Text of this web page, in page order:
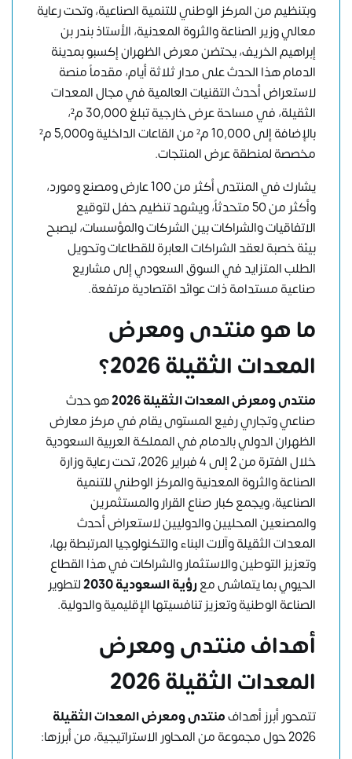
وبتنظيم من المركز الوطني للتنمية الصناعية، وتحت رعاية
معالي وزير الصناعة والثروة المعدنية، الأستاذ بندر بن
إبراهيم الخريف، يحتضن معرض الظهران إكسبو بمدينة
الدمام هذا الحدث على مدار ثلاثة أيام، مقدماً منصة
لاستعراض أحدث التقنيات العالمية في مجال المعدات
الثقيلة، في مساحة عرض خارجية تبلغ 30,000 م²،
بالإضافة إلى 10,000 م² من القاعات الداخلية و5,000 م²
مخصصة لمنطقة عرض المنتجات.
يشارك في المنتدى أكثر من 100 عارض ومصنع ومورد،
وأكثر من 50 متحدثاً، ويشهد تنظيم حفل لتوقيع
الاتفاقيات والشراكات بين الشركات والمؤسسات، ليصبح
بيئة خصبة لعقد الشراكات العابرة للقطاعات وتحويل
الطلب المتزايد في السوق السعودي إلى مشاريع
صناعية مستدامة ذات عوائد اقتصادية مرتفعة.
ما هو منتدى ومعرض
المعدات الثقيلة 2026؟
منتدى ومعرض المعدات الثقيلة 2026
هو حدث
صناعي وتجاري رفيع المستوى يقام في مركز معارض
الظهران الدولي بالدمام في المملكة العربية السعودية
خلال الفترة من 2 إلى 4 فبراير 2026، تحت رعاية وزارة
الصناعة والثروة المعدنية والمركز الوطني للتنمية
الصناعية، ويجمع كبار صناع القرار والمستثمرين
والمصنعين المحليين والدوليين لاستعراض أحدث
المعدات الثقيلة وآلات البناء والتكنولوجيا المرتبطة بها،
وتعزيز التوطين والاستثمار والشراكات في هذا القطاع
الحيوي بما يتماشى معرؤية السعودية 2030
لتطوير
الصناعة الوطنية وتعزيز تنافسيتها الإقليمية والدولية.
أهداف منتدى ومعرض
المعدات الثقيلة 2026
تتمحور أبرز أهدافمنتدى ومعرض المعدات الثقيلة
2026 حول مجموعة من المحاور الاستراتيجية، من أبرزها: